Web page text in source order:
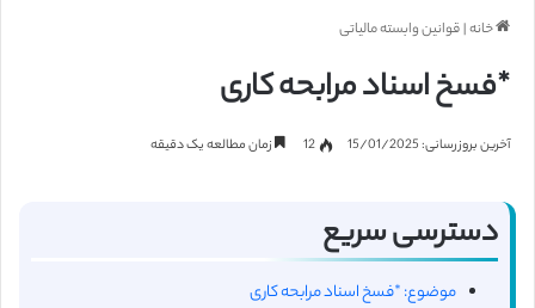
خانه|قوانین وابسته مالیاتی
*فسخ اسناد مرابحه کاری
آخرین بروزرسانی: 15/01/2025 12 زمان مطالعه یک دقیقه
دسترسی سریع
موضوع: *فسخ اسناد مرابحه کاری